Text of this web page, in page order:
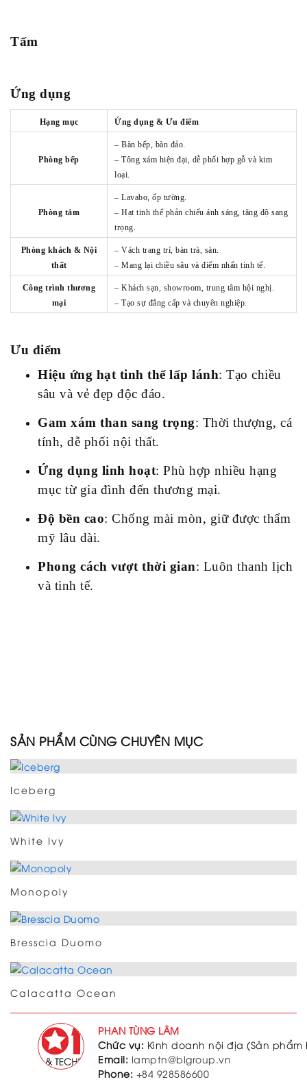
Tấm
Ứng dụng
Hạng mục Ứng dụng & Ưu điểm
Phòng bếp
– Bàn bếp, bàn đảo.
– Tông xám hiện đại, dễ phối hợp gỗ và kim
loại.
Phòng tắm
– Lavabo, ốp tường.
– Hạt tinh thể phản chiếu ánh sáng, tăng độ sang
trọng.
Phòng khách & Nội
thất
– Vách trang trí, bàn trà, sàn.
– Mang lại chiều sâu và điểm nhấn tinh tế.
Công trình thương
mại
– Khách sạn, showroom, trung tâm hội nghị.
– Tạo sự đẳng cấp và chuyên nghiệp.
Ưu điểm
Hiệu ứng hạt tinh thể lấp lánh: Tạo chiều
sâu và vẻ đẹp độc đáo.
Gam xám than sang trọng: Thời thượng, cá
tính, dễ phối nội thất.
Ứng dụng linh hoạt: Phù hợp nhiều hạng
mục từ gia đình đến thương mại.
Độ bền cao: Chống mài mòn, giữ được thẩm
mỹ lâu dài.
Phong cách vượt thời gian: Luôn thanh lịch
và tinh tế.
SẢN PHẨM CÙNG CHUYÊN MỤC
Iceberg
White Ivy
Monopoly
Bresscia Duomo
Calacatta Ocean
PHAN TÙNG LÂM
Chức vụ: Kinh doanh nội địa (Sản phẩm
Email: lamptn@blgroup.vn
Phone: +84 928586600